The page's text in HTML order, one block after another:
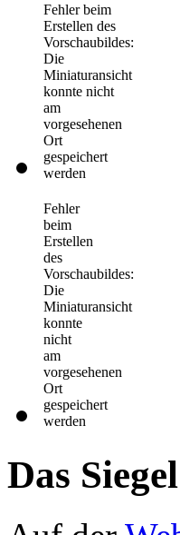
Fehler beim
Erstellen des
Vorschaubildes:
Die
Miniaturansicht
konnte nicht
am
vorgesehenen
Ort
gespeichert
werden
Fehler
beim
Erstellen
des
Vorschaubildes:
Die
Miniaturansicht
konnte
nicht
am
vorgesehenen
Ort
gespeichert
werden
Das Siegel